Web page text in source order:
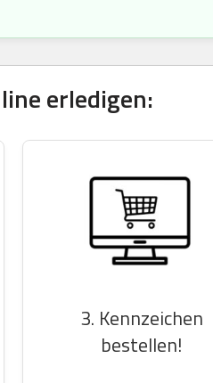
erledigen:
3. Kennzeichen
bestellen!